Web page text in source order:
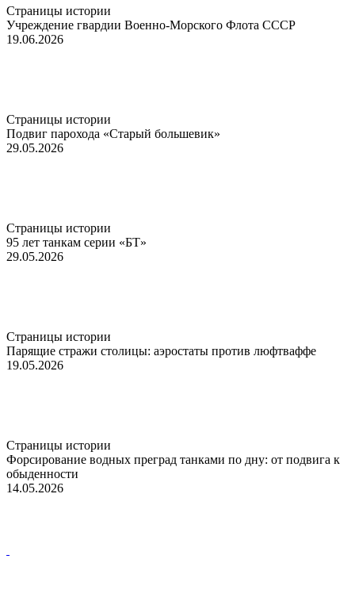
Страницы истории
Учреждение гвардии Военно-Морского Флота СССР
19.06.2026
Страницы истории
Подвиг парохода «Старый большевик»
29.05.2026
Страницы истории
95 лет танкам серии «БТ»
29.05.2026
Страницы истории
Парящие стражи столицы: аэростаты против люфтваффе
19.05.2026
Страницы истории
Форсирование водных преград танками по дну: от подвига к
обыденности
14.05.2026